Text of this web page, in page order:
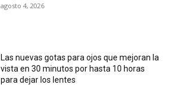
agosto 4, 2026
Las nuevas gotas para ojos que mejoran la
vista en 30 minutos por hasta 10 horas
para dejar los lentes